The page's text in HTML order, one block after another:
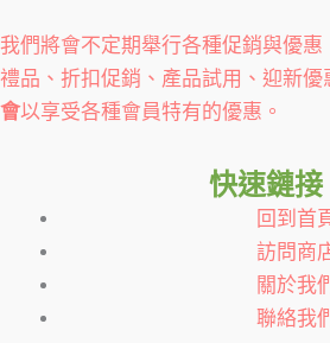
我們將會不定期舉行各種促銷與優
禮品、折扣促銷、產品試用、迎新
會以享受各種會員特有的優惠。
快速鏈接
回到首
訪問商
關於我
聯絡我